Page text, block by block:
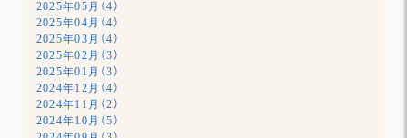
2025年05月（4）
2025年04月（4）
2025年03月（4）
2025年02月（3）
2025年01月（3）
2024年12月（4）
2024年11月（2）
2024年10月（5）